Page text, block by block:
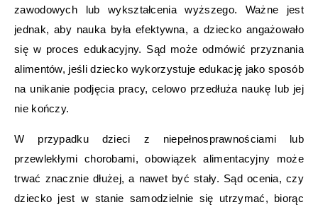
zawodowych lub wykształcenia wyższego. Ważne jest
jednak, aby nauka była efektywna, a dziecko angażowało
się w proces edukacyjny. Sąd może odmówić przyznania
alimentów, jeśli dziecko wykorzystuje edukację jako sposób
na unikanie podjęcia pracy, celowo przedłuża naukę lub jej
nie kończy.
W przypadku dzieci z niepełnosprawnościami lub
przewlekłymi chorobami, obowiązek alimentacyjny może
trwać znacznie dłużej, a nawet być stały. Sąd ocenia, czy
dziecko jest w stanie samodzielnie się utrzymać, biorąc